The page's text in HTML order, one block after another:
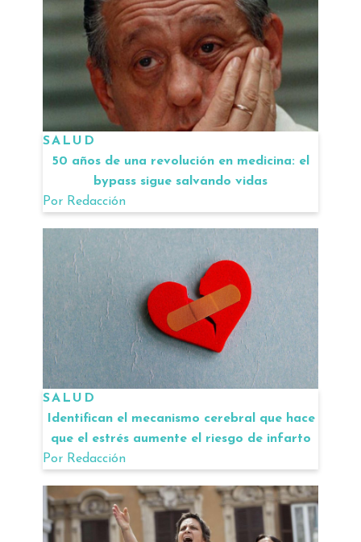
SALUD
50 años de una revolución en medicina: el
bypass sigue salvando vidas
Por Redacción
SALUD
Identifican el mecanismo cerebral que hace
que el estrés aumente el riesgo de infarto
Por Redacción